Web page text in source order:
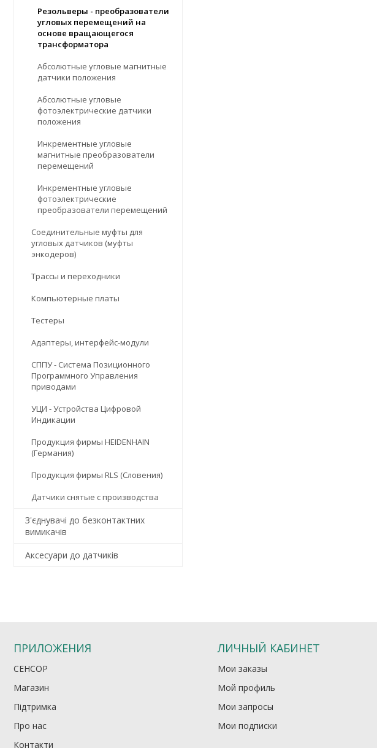
Резольверы - преобразователи
угловых перемещений на
основе вращающегося
трансформатора
Абсолютные угловые магнитные
датчики положения
Абсолютные угловые
фотоэлектрические датчики
положения
Инкрементные угловые
магнитные преобразователи
перемещений
Инкрементные угловые
фотоэлектрические
преобразователи перемещений
Соединительные муфты для
угловых датчиков (муфты
энкодеров)
Трассы и переходники
Компьютерные платы
Тестеры
Адаптеры, интерфейс-модули
СППУ - Система Позиционного
Программного Управления
приводами
УЦИ - Устройства Цифровой
Индикации
Продукция фирмы HEIDENHAIN
(Германия)
Продукция фирмы RLS (Словения)
Датчики снятые с производства
З'єднувачі до безконтактних
вимикачів
Аксесуари до датчиків
ПРИЛОЖЕНИЯ
СЕНСОР
Магазин
Підтримка
Про нас
Контакти
ЛИЧНЫЙ КАБИНЕТ
Мои заказы
Мой профиль
Мои запросы
Мои подписки